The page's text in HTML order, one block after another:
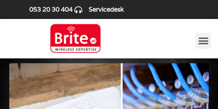
053 20 30 404 Servicedesk